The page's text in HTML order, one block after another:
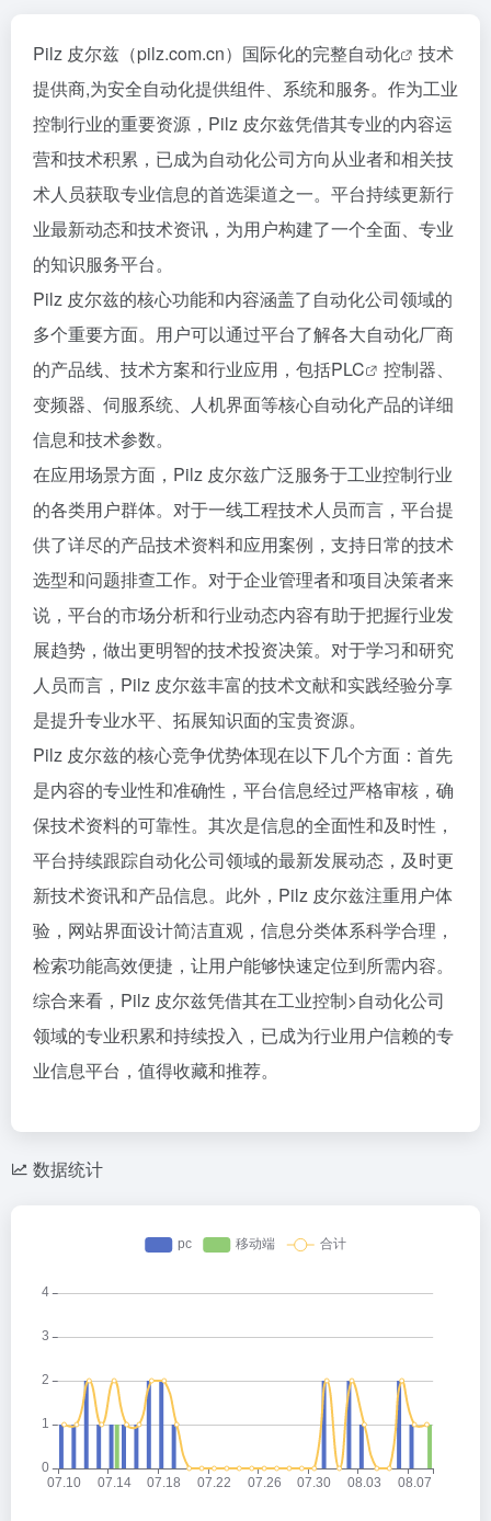
Pilz 皮尔兹（pilz.com.cn）国际化的完整自动化
技术
提供商,为安全自动化提供组件、系统和服务。作为工业
控制行业的重要资源，Pilz 皮尔兹凭借其专业的内容运
营和技术积累，已成为自动化公司方向从业者和相关技
术人员获取专业信息的首选渠道之一。平台持续更新行
业最新动态和技术资讯，为用户构建了一个全面、专业
的知识服务平台。
Pilz 皮尔兹的核心功能和内容涵盖了自动化公司领域的
多个重要方面。用户可以通过平台了解各大自动化厂商
的产品线、技术方案和行业应用，包括PLC
控制器、
变频器、伺服系统、人机界面等核心自动化产品的详细
信息和技术参数。
在应用场景方面，Pilz 皮尔兹广泛服务于工业控制行业
的各类用户群体。对于一线工程技术人员而言，平台提
供了详尽的产品技术资料和应用案例，支持日常的技术
选型和问题排查工作。对于企业管理者和项目决策者来
说，平台的市场分析和行业动态内容有助于把握行业发
展趋势，做出更明智的技术投资决策。对于学习和研究
人员而言，Pilz 皮尔兹丰富的技术文献和实践经验分享
是提升专业水平、拓展知识面的宝贵资源。
Pilz 皮尔兹的核心竞争优势体现在以下几个方面：首先
是内容的专业性和准确性，平台信息经过严格审核，确
保技术资料的可靠性。其次是信息的全面性和及时性，
平台持续跟踪自动化公司领域的最新发展动态，及时更
新技术资讯和产品信息。此外，Pilz 皮尔兹注重用户体
验，网站界面设计简洁直观，信息分类体系科学合理，
检索功能高效便捷，让用户能够快速定位到所需内容。
综合来看，Pilz 皮尔兹凭借其在工业控制>自动化公司
领域的专业积累和持续投入，已成为行业用户信赖的专
业信息平台，值得收藏和推荐。
数据统计